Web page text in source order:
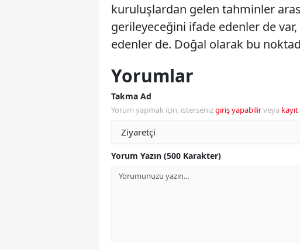
kuruluşlardan gelen tahminler
gerileyeceğini ifade edenler de var,
edenler de. Doğal olarak bu
Yorumlar
Takma Ad
Yorum yapmak için, istersenizgiriş yapabilirveya
Yorum Yazın (500 Karakter)